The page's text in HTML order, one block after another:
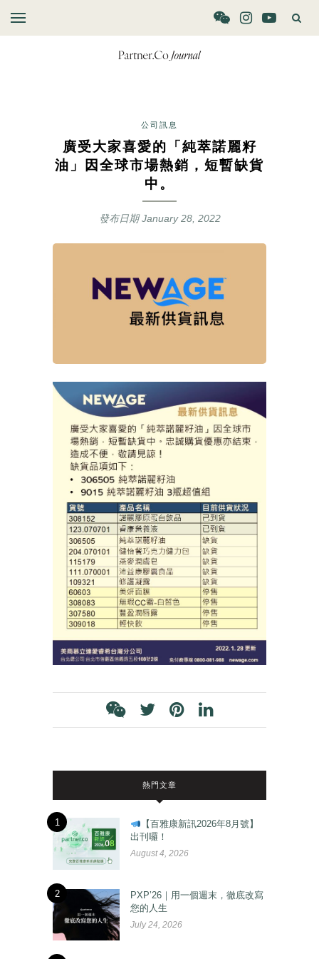
公司訊息
廣受大家喜愛的「純萃諾麗籽
油」因全球市場熱銷，短暫缺貨
中。
發布日期January 28, 2022
熱門文章
1
【百雅康新訊2026年8月號】
出刊囉！
August 4, 2026
2
PXP’26｜用一個週末，徹底改寫
您的人生
July 24, 2026